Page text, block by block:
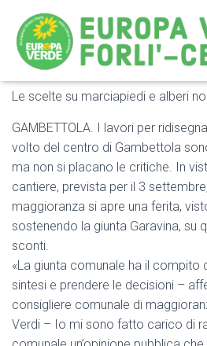
GAMBETTOLA: LAVORI IN
divide la
Le scelte su marciapiedi e alberi
GAMBETTOLA. I lavori per
volto del centro di Gambettola
ma non si placano le critiche. In
cantiere, prevista per il 3
maggioranza si apre una ferita,
sostenendo la giunta Garavina, su
sconti.
«La giunta comunale ha il compito
sintesi e prendere le decisioni –
consigliere comunale di
Verdi – Io mi sono fatto carico di